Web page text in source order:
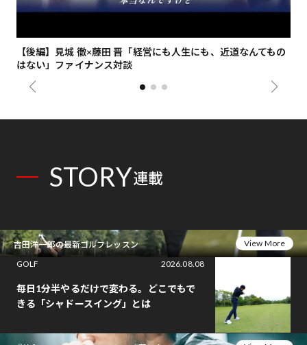
【後編】見城 徹×藤田 晋「経営にも人生にも、近道なんてもの
はない」ファイナンス対談
STORY連載
吉田洋一郎の最新ゴルフレッスン
View More
GOLF
2026.08.08
毎日1分半やるだけで変わる。どこでもで
きる「シャドースイング」とは